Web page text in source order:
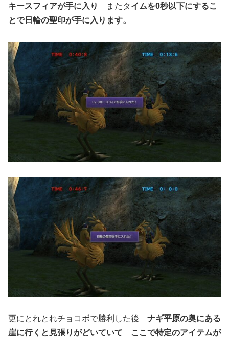
キースフィアが手に入り
またタイムを0秒以下にするこ
とで日輪の聖印が手に入ります。
更にとれとれチョコボで勝利した後 ナギ平原の奥にある
崖に行くと見張りがどいていて ここで特定のアイテムが